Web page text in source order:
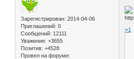
Зарегистрирован: 2014-04-06
Приглашений: 0
Сообщений: 12111
Уважение: +3655
Позитив: +4528
Провел на форуме:
+1